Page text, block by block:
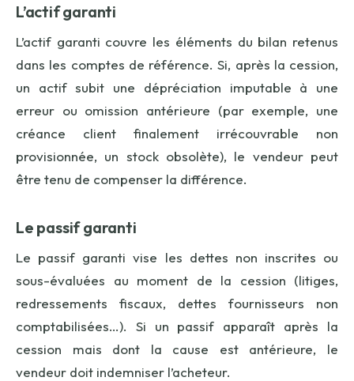
L’actif garanti
L’actif garanti couvre les éléments du bilan retenus
dans les comptes de référence. Si, après la cession,
un actif subit une dépréciation imputable à une
erreur ou omission antérieure (par exemple, une
créance client finalement irrécouvrable non
provisionnée, un stock obsolète), le vendeur peut
être tenu de compenser la différence.
Le passif garanti
Le passif garanti vise les dettes non inscrites ou
sous-évaluées au moment de la cession (litiges,
redressements fiscaux, dettes fournisseurs non
comptabilisées…). Si un passif apparaît après la
cession mais dont la cause est antérieure, le
vendeur doit indemniser l’acheteur.